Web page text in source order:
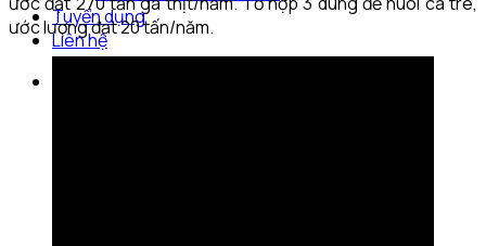
Tuyển dụng
Liên hệ
ước lượng đạt 20 tấn/năm.